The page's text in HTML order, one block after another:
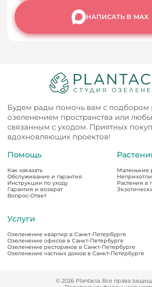
НАПИСАТЬ В MAX
Будем рады помочь вам с подбором
озеленением пространства или
связанным с уходом. Приятных
вдохновляющих проектов!
Помощь
Как заказать
Обслуживание и гарантия
Инструкции по уходу
Гарантия и возврат
Вопрос-Ответ
Маленькие
Растения в
Услуги
Озеленение квартир в Санкт-Петербурге
Озеленение офисов в Санкт-Петербурге
Озеленение ресторанов в Санкт-Петербурге
Озеленение частных домов в Санкт-Петербурге
© 2026 Plantacia. Все права